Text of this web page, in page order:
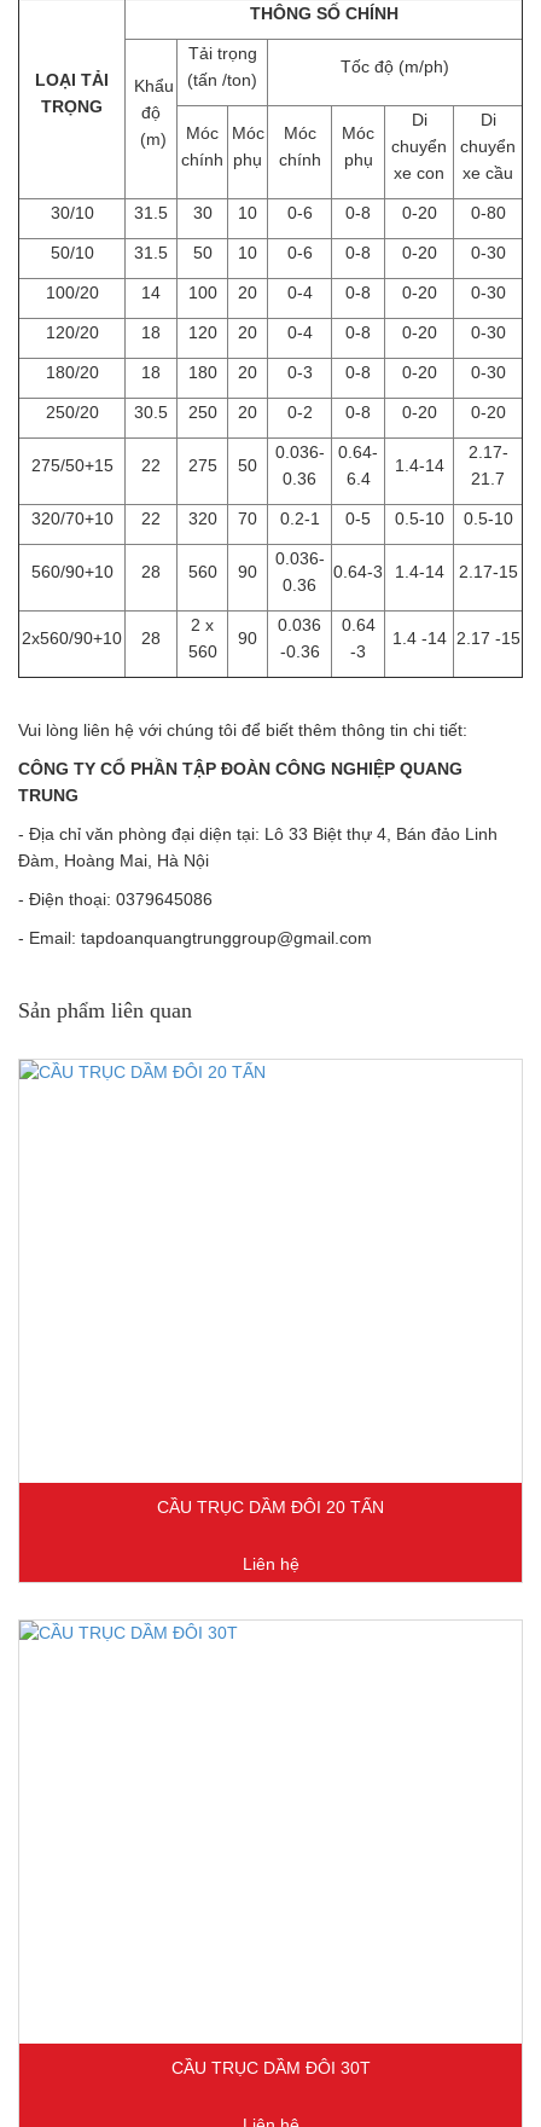
LOẠI TẢI
TRỌNG
THÔNG SỐ CHÍNH
Khẩu
độ
(m)
Tải trọng
(tấn /ton)
Tốc độ (m/ph)
Móc
chính
Móc
phụ
Móc
chính
Móc
phụ
Di
chuyển
xe con
Di
chuyển
xe cầu
30/10 31.5 30 10 0-6 0-8 0-20 0-80
50/10 31.5 50 10 0-6 0-8 0-20 0-30
100/20 14 100 20 0-4 0-8 0-20 0-30
120/20 18 120 20 0-4 0-8 0-20 0-30
180/20 18 180 20 0-3 0-8 0-20 0-30
250/20 30.5 250 20 0-2 0-8 0-20 0-20
275/50+15 22 275 50
0.036-
0.36
0.64-
6.4
1.4-14
2.17-
21.7
320/70+10 22 320 70 0.2-1 0-5 0.5-10 0.5-10
560/90+10 28 560 90
0.036-
0.36
0.64-3 1.4-14 2.17-15
2x560/90+10 28
2 x
560
90
0.036
-0.36
0.64
-3
1.4 -14 2.17 -15
Vui lòng liên hệ với chúng tôi để biết thêm thông tin chi tiết:
CÔNG TY CỔ PHẦN TẬP ĐOÀN CÔNG NGHIỆP QUANG
TRUNG
- Địa chỉ văn phòng đại diện tại: Lô 33 Biệt thự 4, Bán đảo Linh
Đàm, Hoàng Mai, Hà Nội
- Điện thoại: 0379645086
- Email: tapdoanquangtrunggroup@gmail.com
Sản phẩm liên quan
CẦU TRỤC DẦM ĐÔI 20 TẤN
Liên hệ
CẦU TRỤC DẦM ĐÔI 30T